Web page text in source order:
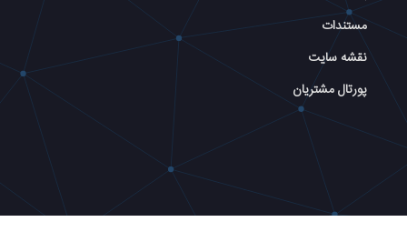
مستندات
نقشه سایت
پورتال مشتریان